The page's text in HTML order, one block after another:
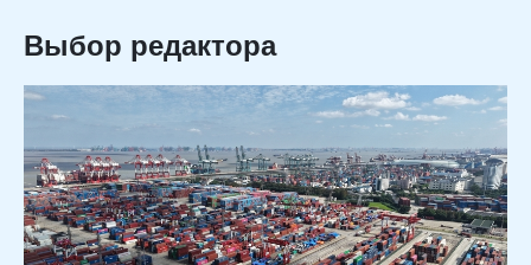
Выбор редактора